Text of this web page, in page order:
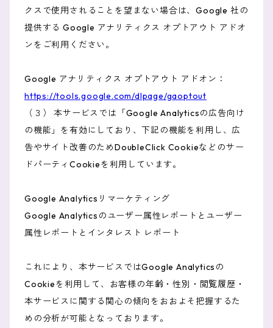
クスで使用されることを望まない場合は、Google 社の
提供する Google アナリティクス オプトアウト アドオ
ンをご利用ください。
Google アナリティクス オプトアウト アドオン：
https://tools.google.com/dlpage/gaoptout
（３） 本サービスでは「Google Analyticsの広告向け
の機能」を有効にしており、下記の機能を利用し、広
告やサイト改善のためDoubleClick Cookieなどのサー
ドパーティCookieを利用しています。
Google Analyticsリマーケティング
Google Analyticsのユーザー属性レポートとユーザー
属性レポートとインタレスト レポート
これにより、本サービスではGoogle Analyticsの
Cookieを利用して、お客様の年齢・性別・閲覧履歴・
本サービスに関する関心の傾向をおおよそ把握するた
めの分析が可能となっております。